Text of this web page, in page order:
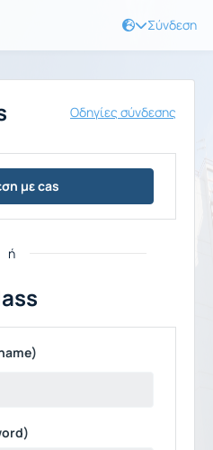
Σύνδεση
Οδηγίες σύνδεσης
με cas
ή